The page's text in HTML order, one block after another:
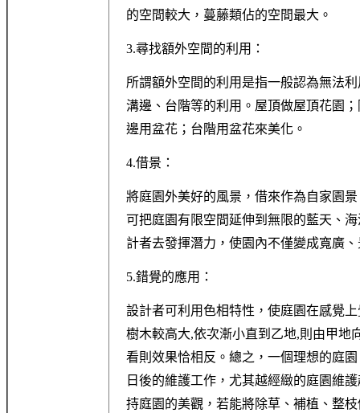
的空間較大，蔓藤類佔的空間最大。
3.尋找額外空間的利用：
所謂額外空間的利用是指一般認為無法
溝邊、台階等的利用。屋頂做屋頂花園
邊用盆花；台階用盆花來美化。
4.借景：
將庭園外美好的風景，借來作為自家園
可把庭園有限空間延伸到無限的藍天、
計者去發揮潛力，使園內不僅變成寬廣
5.錯覺的應用：
設計者可利用色相特性，使庭園在感覺
樹木較高大,依次漸小直到乙地,則由甲地
看則效果恰相反。總之，一個理想的庭
日後的維護工作，尤其越經緻的庭園維
持庭園的美觀，若能將除草、補植、整